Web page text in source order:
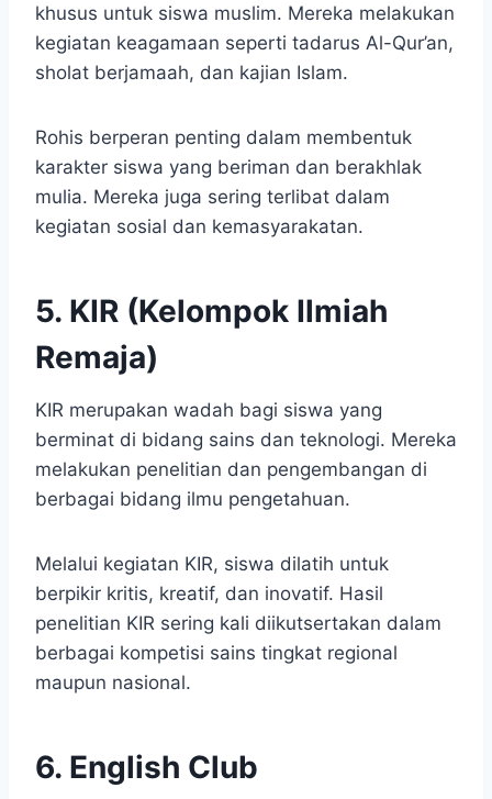
khusus untuk siswa muslim. Mereka melakukan
kegiatan keagamaan seperti tadarus Al-Qur’an,
sholat berjamaah, dan kajian Islam.
Rohis berperan penting dalam membentuk
karakter siswa yang beriman dan berakhlak
mulia. Mereka juga sering terlibat dalam
kegiatan sosial dan kemasyarakatan.
5. KIR (Kelompok Ilmiah
Remaja)
KIR merupakan wadah bagi siswa yang
berminat di bidang sains dan teknologi. Mereka
melakukan penelitian dan pengembangan di
berbagai bidang ilmu pengetahuan.
Melalui kegiatan KIR, siswa dilatih untuk
berpikir kritis, kreatif, dan inovatif. Hasil
penelitian KIR sering kali diikutsertakan dalam
berbagai kompetisi sains tingkat regional
maupun nasional.
6. English Club